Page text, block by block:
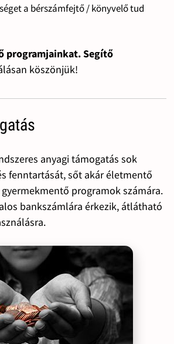
a bérszámfejtő / könyvelő tud
programjainkat. Segítő
köszönjük!
anyagi támogatás sok
fenntartását, sőt akár életmentő
programok számára.
bankszámlára érkezik, átlátható